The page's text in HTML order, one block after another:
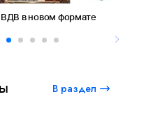
в новом формате
В раздел